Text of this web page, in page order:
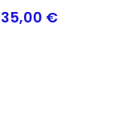
35,00 €